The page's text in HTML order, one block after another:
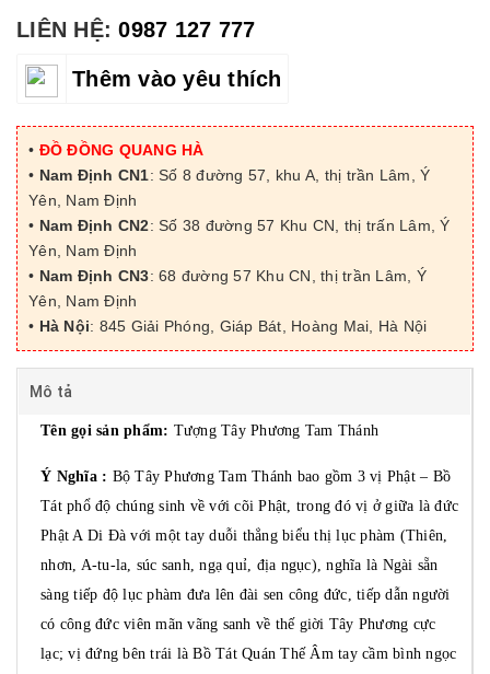
LIÊN HỆ:0987 127 777
Thêm vào yêu thích
• ĐỒ ĐỒNG QUANG HÀ
• Nam Định CN1: Số 8 đường 57, khu A, thị trần Lâm, Ý
Yên, Nam Định
• Nam Định CN2: Số 38 đường 57 Khu CN, thị trấn Lâm, Ý
Yên, Nam Định
• Nam Định CN3: 68 đường 57 Khu CN, thị trần Lâm, Ý
Yên, Nam Định
• Hà Nội: 845 Giải Phóng, Giáp Bát, Hoàng Mai, Hà Nội
Mô tả
Tên gọi sản phẩm: Tượng Tây Phương Tam Thánh
Ý Nghĩa : Bộ Tây Phương Tam Thánh bao gồm 3 vị Phật – Bồ
Tát phổ độ chúng sinh về với cõi Phật, trong đó vị ở giữa là đức
Phật A Di Đà với một tay duỗi thẳng biểu thị lục phàm (Thiên,
nhơn, A-tu-la, súc sanh, ngạ quỉ, địa ngục), nghĩa là Ngài sẵn
sàng tiếp độ lục phàm đưa lên đài sen công đức, tiếp dẫn người
có công đức viên mãn vãng sanh về thế giời Tây Phương cực
lạc; vị đứng bên trái là Bồ Tát Quán Thế Âm tay cầm bình ngọc